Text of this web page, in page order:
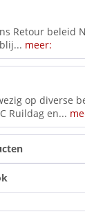
Retour beleid
meer:
op diverse
Ruildag en...